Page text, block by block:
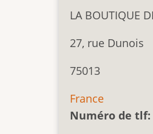
LA BOUTIQUE
27, rue Dunois
75013
France
Numéro de tlf